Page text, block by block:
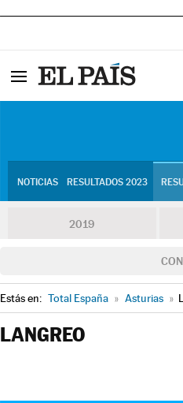
NOTICIAS RESULTADOS 2023
2019
Estás en: Total España » Asturias »
LANGREO